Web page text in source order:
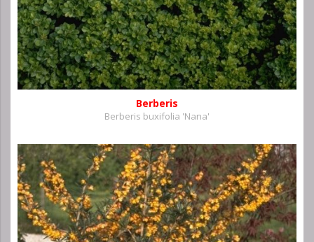
Berberis
Berberis buxifolia 'Nana'